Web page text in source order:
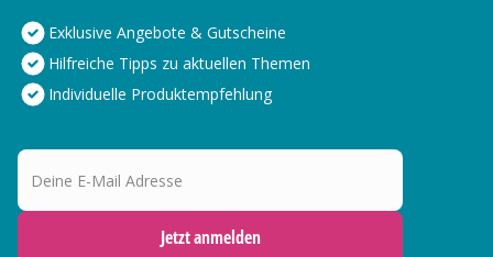
Exklusive Angebote & Gutscheine
Hilfreiche Tipps zu aktuellen Themen
Individuelle Produktempfehlung
Deine E-Mail Adresse
Jetzt anmelden